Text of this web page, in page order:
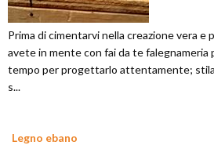
Prima di cimentarvi nella creazione vera
avete in mente con fai da te falegnameria
tempo per progettarlo attentamente;
s...
Legno ebano